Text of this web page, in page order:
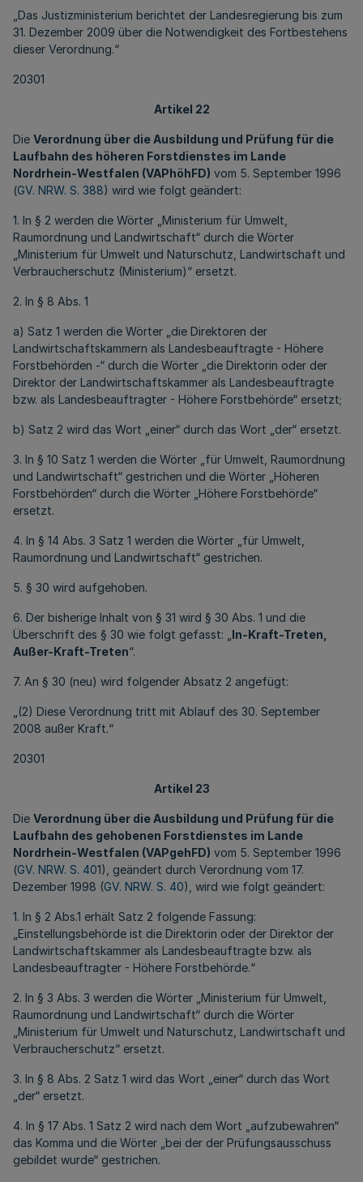
„Das Justizministerium berichtet der Landesregierung bis zum
31. Dezember 2009 über die Notwendigkeit des Fortbestehens
dieser Verordnung.“
20301
Artikel 22
Die Verordnung über die Ausbildung und Prüfung für die
Laufbahn des höheren Forstdienstes im Lande
Nordrhein-Westfalen (VAPhöhFD) vom 5. September 1996
(GV. NRW. S. 388) wird wie folgt geändert:
1. In § 2 werden die Wörter „Ministerium für Umwelt,
Raumordnung und Landwirtschaft“ durch die Wörter
„Ministerium für Umwelt und Naturschutz, Landwirtschaft und
Verbraucherschutz (Ministerium)“ ersetzt.
2. In § 8 Abs. 1
a) Satz 1 werden die Wörter „die Direktoren der
Landwirtschaftskammern als Landesbeauftragte - Höhere
Forstbehörden -“ durch die Wörter „die Direktorin oder der
Direktor der Landwirtschaftskammer als Landesbeauftragte
bzw. als Landesbeauftragter - Höhere Forstbehörde“ ersetzt;
b) Satz 2 wird das Wort „einer“ durch das Wort „der“ ersetzt.
3. In § 10 Satz 1 werden die Wörter „für Umwelt, Raumordnung
und Landwirtschaft“ gestrichen und die Wörter „Höheren
Forstbehörden“ durch die Wörter „Höhere Forstbehörde“
ersetzt.
4. In § 14 Abs. 3 Satz 1 werden die Wörter „für Umwelt,
Raumordnung und Landwirtschaft“ gestrichen.
5. § 30 wird aufgehoben.
6. Der bisherige Inhalt von § 31 wird § 30 Abs. 1 und die
Überschrift des § 30 wie folgt gefasst: „ In-Kraft-Treten,
Außer-Kraft-Treten“.
7. An § 30 (neu) wird folgender Absatz 2 angefügt:
„(2) Diese Verordnung tritt mit Ablauf des 30. September
2008 außer Kraft.“
20301
Artikel 23
Die Verordnung über die Ausbildung und Prüfung für die
Laufbahn des gehobenen Forstdienstes im Lande
Nordrhein-Westfalen (VAPgehFD) vom 5. September 1996
(GV. NRW. S. 401), geändert durch Verordnung vom 17.
Dezember 1998 (GV. NRW. S. 40), wird wie folgt geändert:
1. In § 2 Abs.1 erhält Satz 2 folgende Fassung:
„Einstellungsbehörde ist die Direktorin oder der Direktor der
Landwirtschaftskammer als Landesbeauftragte bzw. als
Landesbeauftragter - Höhere Forstbehörde.“
2. In § 3 Abs. 3 werden die Wörter „Ministerium für Umwelt,
Raumordnung und Landwirtschaft“ durch die Wörter
„Ministerium für Umwelt und Naturschutz, Landwirtschaft und
Verbraucherschutz“ ersetzt.
3. In § 8 Abs. 2 Satz 1 wird das Wort „einer“ durch das Wort
„der“ ersetzt.
4. In § 17 Abs. 1 Satz 2 wird nach dem Wort „aufzubewahren“
das Komma und die Wörter „bei der der Prüfungsausschuss
gebildet wurde“ gestrichen.